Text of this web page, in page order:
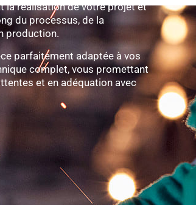
la réalisation de votre projet et
du processus, de la
production.
parfaitement adaptée à vos
complet, vous promettant
et en adéquation avec